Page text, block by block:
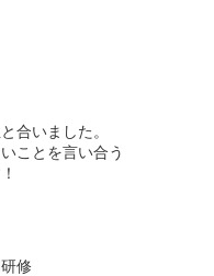
合いました。
ことを言い合う
修